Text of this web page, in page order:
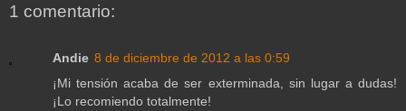
1 comentario:
Andie 8 de diciembre de 2012 a las 0:59
¡Mi tensión acaba de ser exterminada, sin lugar a dudas!
¡Lo recomiendo totalmente!